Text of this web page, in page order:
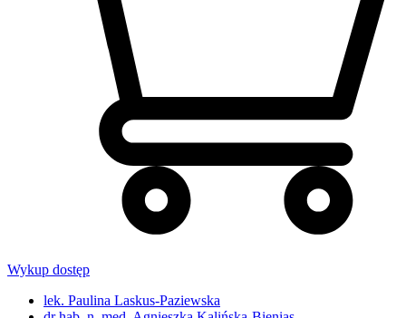
Wykup dostęp
lek. Paulina Laskus-Paziewska